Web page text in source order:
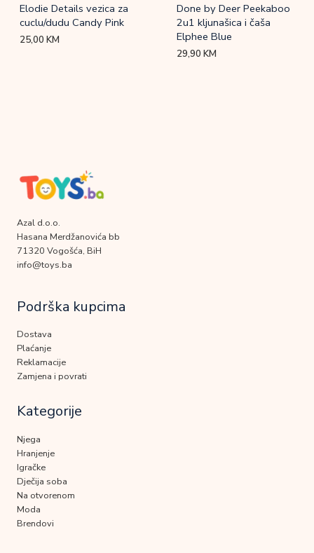
Elodie Details vezica za
cuclu/dudu Candy Pink
25,00KM
Done by Deer Peekaboo
2u1 kljunašica i čaša
Elphee Blue
29,90KM
Azal d.o.o.
Hasana Merdžanovića bb
71320 Vogošća, BiH
info@toys.ba
Podrška kupcima
Dostava
Plaćanje
Reklamacije
Zamjena i povrati
Kategorije
Njega
Hranjenje
Igračke
Dječija soba
Na otvorenom
Moda
Brendovi